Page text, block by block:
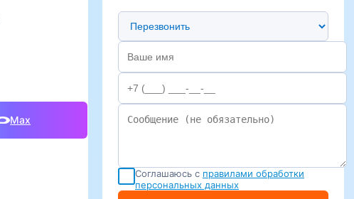
Max
Предпочтительный способ связи
Соглашаюсь с правилами обработки
персональных данных